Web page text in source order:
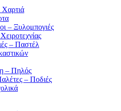
– Ξυλομπογιές
– Παστέλ
– Πηλός
– Ποδιές